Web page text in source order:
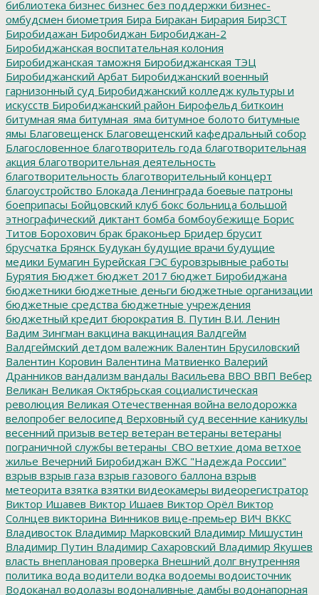
библиотека бизнес бизнес без поддержки бизнес-
омбудсмен биометрия Бира Биракан Бирария БирЗСТ
Биробидажан Биробиджан Биробиджан-2
Биробиджанская воспитательная колония
Биробиджанская таможня Биробиджанская ТЭЦ
Биробиджанский Арбат Биробиджанский военный
гарнизонный суд Биробиджанский колледж культуры и
искусств Биробиджанский район Бирофельд биткоин
битумная яма битумная_яма битумное болото битумные
ямы Благовещенск Благовещенский кафедральный собор
Благословенное благотворитель года благотворительная
акция благотворительная деятельность
благотворительность благотворительный концерт
благоустройство Блокада Ленинграда боевые патроны
боеприпасы Бойцовский клуб бокс больница большой
этнографический диктант бомба бомбоубежище Борис
Титов Борохович брак браконьер Бридер брусит
брусчатка Брянск Будукан будущие врачи будущие
медики Бумагин Бурейская ГЭС буровзрывные работы
Бурятия Бюджет бюджет 2017 бюджет Биробиджана
бюджетники бюджетные деньги бюджетные организации
бюджетные средства бюджетные учреждения
бюджетный кредит бюрократия В. Путин В.И. Ленин
Вадим Зингман вакцина вакцинация Валдгейм
Валдгеймский детдом валежник Валентин Брусиловский
Валентин Коровин Валентина Матвиенко Валерий
Дранников вандализм вандалы Васильева ВВО ВВП Вебер
Великан Великая Октябрьская социалистическая
революция Великая Отечественная война велодорожка
велопробег велосипед Верховный суд весенние каникулы
весенний призыв ветер ветеран ветераны ветераны
пограничной службы ветераны_СВО ветхие дома ветхое
жилье Вечерний Биробиджан ВЖС "Надежда России"
взрыв взрыв газа взрыв газового баллона взрыв
метеорита взятка взятки видеокамеры видеорегистратор
Виктор Ишавев Виктор Ишаев Виктор Орёл Виктор
Солнцев викторина Винников вице-премьер ВИЧ ВККС
Владивосток Владимир Марковский Владимир Мишустин
Владимир Путин Владимир Сахаровский Владимир Якушев
власть внеплановая проверка Внешний долг внутренняя
политика вода водители водка водоемы водоисточник
Водоканал водолазы водоналивные дамбы водонапорная